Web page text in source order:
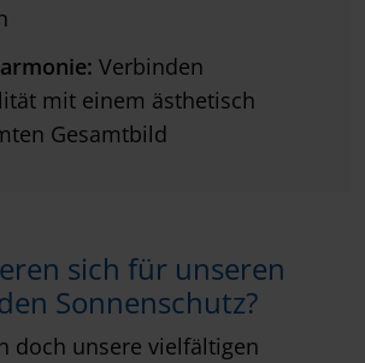
Verbinden
mit einem ästhetisch
Gesamtbild
sich für unseren
Sonnenschutz?
doch unsere vielfältigen